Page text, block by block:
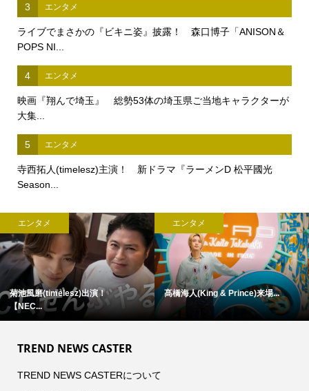
3 エンタメ
ライブでまさかの『ビキニ姿』披露！ 森口博子「ANISON＆
POPS NI...
4 エンタメ
映画『翔んで埼玉』 総勢53体の埼玉県ご当地キャラクターが
大集...
5 エンタメ
寺西拓人(timelesz)主演！ 新ドラマ『ラーメンD 松平國光
Season...
エンタメ
菊池風磨(timelesz)出演！
【NEC...
エンタメ
髙橋海人(King & Prince)来場...
TREND NEWS CASTER
TREND NEWS CASTERについて